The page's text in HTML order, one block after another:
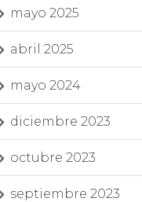
mayo 2025
abril 2025
mayo 2024
diciembre 2023
octubre 2023
septiembre 2023